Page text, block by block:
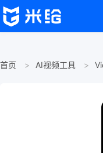
首页 AI视频工具